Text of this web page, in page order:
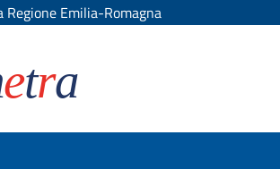
Regione Emilia-Romagna
etra